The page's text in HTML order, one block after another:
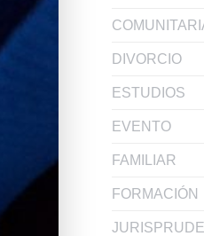
DIVORCIO
ESTUDIOS
EVENTO
FAMILIAR
FORMACIÓN